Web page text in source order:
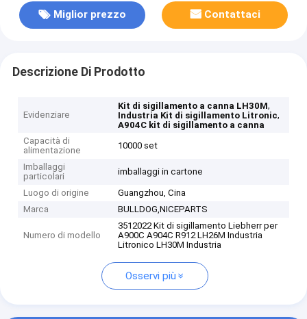
Miglior prezzo Contattaci
Descrizione Di Prodotto
Evidenziare
Kit di sigillamento a canna LH30M,
Industria Kit di sigillamento Litronic,
A904C kit di sigillamento a canna
Capacità di
alimentazione
10000 set
Imballaggi
particolari
imballaggi in cartone
Luogo di origine
Guangzhou, Cina
Marca
BULLDOG,NICEPARTS
Numero di modello
3512022 Kit di sigillamento Liebherr per
A900C A904C R912 LH26M Industria
Litronico LH30M Industria
Osservi più